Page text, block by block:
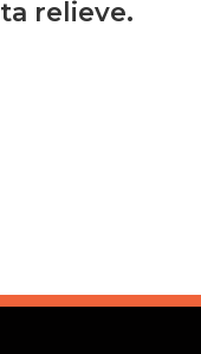
relieve.